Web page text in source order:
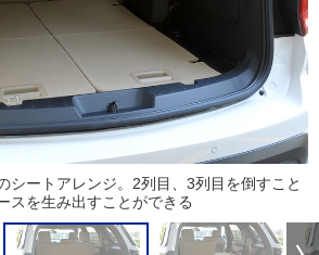
シートアレンジ。2列目、3列目を倒すこと
スを生み出すことができる